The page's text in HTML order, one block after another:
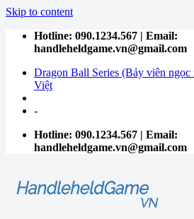
Skip to content
Hotline: 090.1234.567 | Email:
handleheldgame.vn@gmail.com
Dragon Ball Series (Bảy viên
Việt
-
Hotline: 090.1234.567 | Email:
handleheldgame.vn@gmail.com